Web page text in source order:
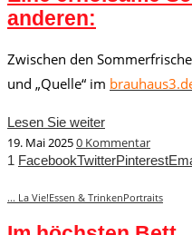
anderen:
Zwischen den
und „Quelle“ im
Lesen Sie weiter
19. Mai 20250 Kommentar
1 FacebookTwitterPinterest
... La Vie!Essen & TrinkenPortraits